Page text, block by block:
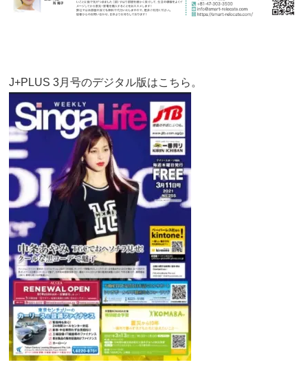
J+PLUS 3月号のデジタル版はこちら。